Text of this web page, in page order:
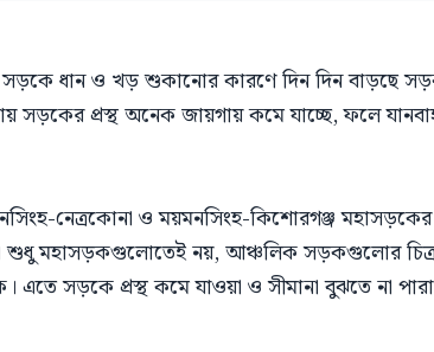
ধান ও খড় শুকানোর কারণে দিন দিন বাড়ছে
প্রস্থ অনেক জায়গায় কমে যাচ্ছে, ফলে
নেত্রকোনা ও ময়মনসিংহ-কিশোরগঞ্জ
শুধু মহাসড়কগুলোতেই নয়, আঞ্চলিক সড়কগুলোর
সড়কে প্রস্থ কমে যাওয়া ও সীমানা বুঝতে না